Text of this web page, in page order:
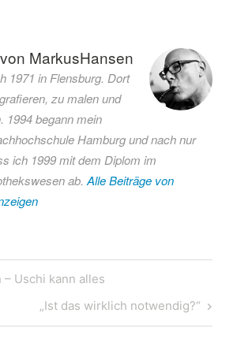
MarkusHansen
1971 in Flensburg. Dort
zu malen und
1994 begann mein
Hamburg und nach nur
ich 1999 mit dem Diplom im
ab. Alle Beiträge von
– Uschi kann alles
Next
Post
„Ist das wirklich notwendig?“